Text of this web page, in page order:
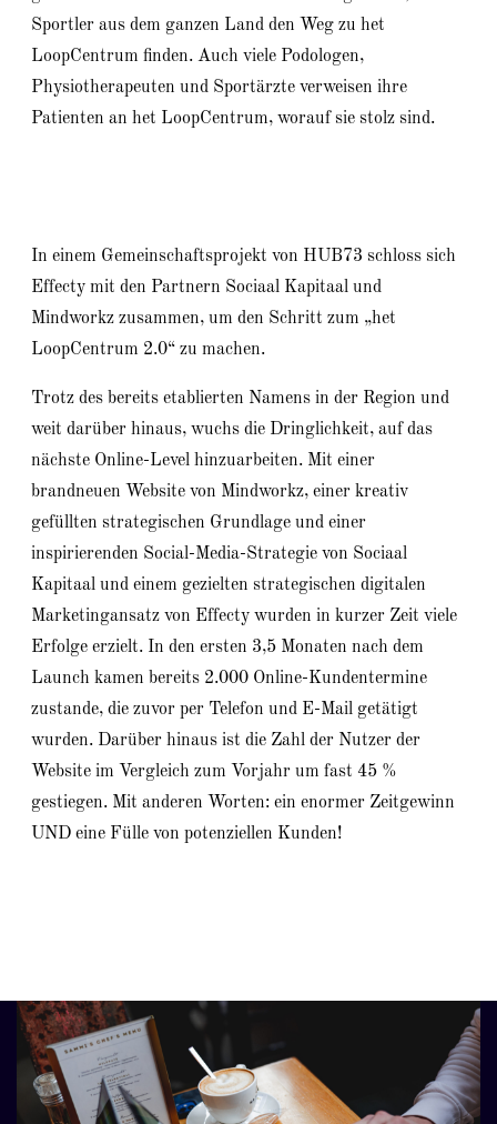
Sportler aus dem ganzen Land den Weg zu het
LoopCentrum finden. Auch viele Podologen,
Physiotherapeuten und Sportärzte verweisen ihre
Patienten an het LoopCentrum, worauf sie stolz sind.
In einem Gemeinschaftsprojekt von HUB73 schloss sich
Effecty mit den Partnern Sociaal Kapitaal und
Mindworkz zusammen, um den Schritt zum „het
LoopCentrum 2.0“ zu machen.
Trotz des bereits etablierten Namens in der Region und
weit darüber hinaus, wuchs die Dringlichkeit, auf das
nächste Online-Level hinzuarbeiten. Mit einer
brandneuen Website von Mindworkz, einer kreativ
gefüllten strategischen Grundlage und einer
inspirierenden Social-Media-Strategie von Sociaal
Kapitaal und einem gezielten strategischen digitalen
Marketingansatz von Effecty wurden in kurzer Zeit viele
Erfolge erzielt. In den ersten 3,5 Monaten nach dem
Launch kamen bereits 2.000 Online-Kundentermine
zustande, die zuvor per Telefon und E-Mail getätigt
wurden. Darüber hinaus ist die Zahl der Nutzer der
Website im Vergleich zum Vorjahr um fast 45 %
gestiegen. Mit anderen Worten: ein enormer Zeitgewinn
UND eine Fülle von potenziellen Kunden!